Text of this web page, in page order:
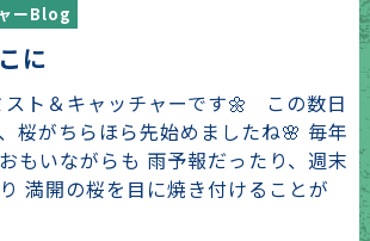
ーBlog
に
スト＆キャッチャーです🌼 この数日
桜がちらほら先始めましたね🌸 毎年
もいながらも 雨予報だったり、週末
満開の桜を目に焼き付けることが